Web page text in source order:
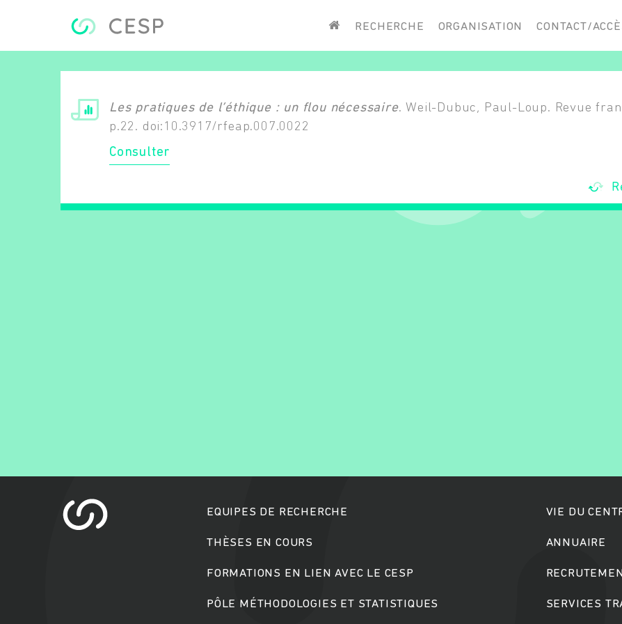
RECHERCHE ORGANISATION CONTACT/
Les pratiques de l’éthique : un flou nécessaire. Weil-Dubuc, Paul-Loup. Revue
p.22. doi:10.3917/rfeap.007.0022
Consulter
EQUIPES DE RECHERCHE
THÈSES EN COURS
FORMATIONS EN LIEN AVEC LE CESP
PÔLE MÉTHODOLOGIES ET STATISTIQUES
VIE DU
ANNUAIRE
SERVICES